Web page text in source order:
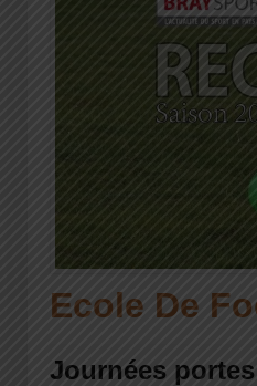
Ecole De
Journées